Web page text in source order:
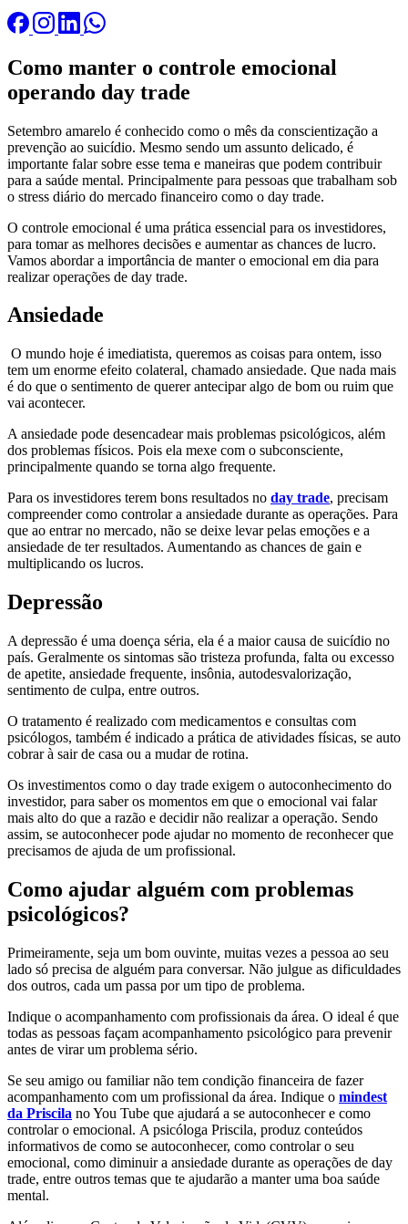
Como manter o controle emocional
operando day trade
Setembro amarelo é conhecido como o mês da conscientização a
prevenção ao suicídio. Mesmo sendo um assunto delicado, é
importante falar sobre esse tema e maneiras que podem contribuir
para a saúde mental. Principalmente para pessoas que trabalham sob
o stress diário do mercado financeiro como o day trade.
O controle emocional é uma prática essencial para os investidores,
para tomar as melhores decisões e aumentar as chances de lucro.
Vamos abordar a importância de manter o emocional em dia para
realizar operações de day trade.
Ansiedade
O mundo hoje é imediatista, queremos as coisas para ontem, isso
tem um enorme efeito colateral, chamado ansiedade. Que nada mais
é do que o sentimento de querer antecipar algo de bom ou ruim que
vai acontecer.
A ansiedade pode desencadear mais problemas psicológicos, além
dos problemas físicos. Pois ela mexe com o subconsciente,
principalmente quando se torna algo frequente.
Para os investidores terem bons resultados no day trade, precisam
compreender como controlar a ansiedade durante as operações. Para
que ao entrar no mercado, não se deixe levar pelas emoções e a
ansiedade de ter resultados. Aumentando as chances de gain e
multiplicando os lucros.
Depressão
A depressão é uma doença séria, ela é a maior causa de suicídio no
país. Geralmente os sintomas são tristeza profunda, falta ou excesso
de apetite, ansiedade frequente, insônia, autodesvalorização,
sentimento de culpa, entre outros.
O tratamento é realizado com medicamentos e consultas com
psicólogos, também é indicado a prática de atividades físicas, se auto
cobrar à sair de casa ou a mudar de rotina.
Os investimentos como o day trade exigem o autoconhecimento do
investidor, para saber os momentos em que o emocional vai falar
mais alto do que a razão e decidir não realizar a operação. Sendo
assim, se autoconhecer pode ajudar no momento de reconhecer que
precisamos de ajuda de um profissional.
Como ajudar alguém com problemas
psicológicos?
Primeiramente, seja um bom ouvinte, muitas vezes a pessoa ao seu
lado só precisa de alguém para conversar. Não julgue as dificuldades
dos outros, cada um passa por um tipo de problema.
Indique o acompanhamento com profissionais da área. O ideal é que
todas as pessoas façam acompanhamento psicológico para prevenir
antes de virar um problema sério.
Se seu amigo ou familiar não tem condição financeira de fazer
acompanhamento com um profissional da área. Indique o mindest
da Priscila no You Tube que ajudará a se autoconhecer e como
controlar o emocional. A psicóloga Priscila, produz conteúdos
informativos de como se autoconhecer, como controlar o seu
emocional, como diminuir a ansiedade durante as operações de day
trade, entre outros temas que te ajudarão a manter uma boa saúde
mental.